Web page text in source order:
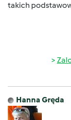
takich
Hanna Gręda